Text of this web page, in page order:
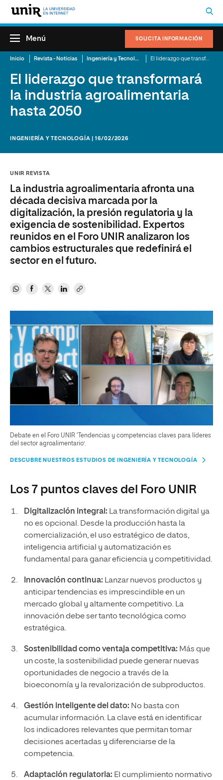
SOLICITA INFORMACIÓN
Menú
Inicio Revista - Noticias Ingeniería y Tecnología El liderazgo que transformará la industria agroalimentaria hasta 2050
El liderazgo que transformará
la industria agroalimentaria
hasta 2050
INGENIERÍA Y TECNOLOGÍA | 16/02/2026
UNIR REVISTA
La industria agroalimentaria afronta una
década decisiva marcada por la
digitalización, la presión regulatoria y la
exigencia de sostenibilidad. Expertos
reunidos en el Foro UNIR analizaron los
cambios estructurales que redefinirá el
sector en el futuro.
Debate en el Foro UNIR ‘Tendencias y competencias claves para líderes
del sector agroalimentario’.
DESCUBRE NUESTROS ESTUDIOS DE INGENIERÍA Y TECNOLOGÍA
Los 7 puntos claves del Foro UNIR
Digitalización integral: La transformación digital ya
no es opcional. Desde la producción hasta la
comercialización, el uso estratégico de datos,
inteligencia artificial y automatización es
fundamental para ganar eficiencia y competitividad.
Innovación continua: Lanzar nuevos productos y
anticipar tendencias es imprescindible en un
mercado global y altamente competitivo. La
innovación debe ser tanto tecnológica como
estratégica.
Sostenibilidad como ventaja competitiva: Más que
un coste, la sostenibilidad puede generar nuevas
oportunidades de negocio a través de la
bioeconomía y la revalorización de subproductos.
Gestión inteligente del dato: No basta con
acumular información. La clave está en identificar
los indicadores relevantes que permitan tomar
decisiones acertadas y diferenciarse de la
competencia.
Adaptación regulatoria: El cumplimiento normativo